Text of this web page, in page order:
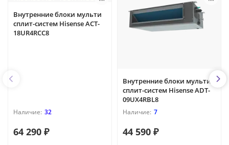
Внутренние блоки мульти
сплит-систем Hisense ACT-
18UR4RCC8
32
64 290 ₽
Внутренние блоки мульти
сплит-систем Hisense ADT-
09UX4RBL8
7
44 590 ₽